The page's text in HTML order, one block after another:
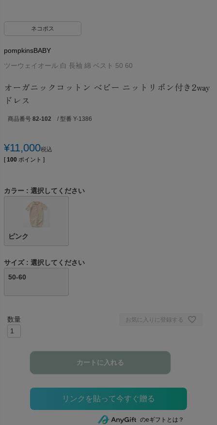
ネコポス
pompkinsBABY
ツーウェイオール 白 長袖 綿 ベスト 50 60
オーガニックコットン ベビー ニットリボン付き2way
ドレス
商品番号 82-102 / 型番 Y-1386
¥11,000税込
[ 100 ポイント ]
カラー 選択してください
ピンク
サイズ
選択してください
50-60
お気に入りに登録する
カートに入れる
のeギフトとは？